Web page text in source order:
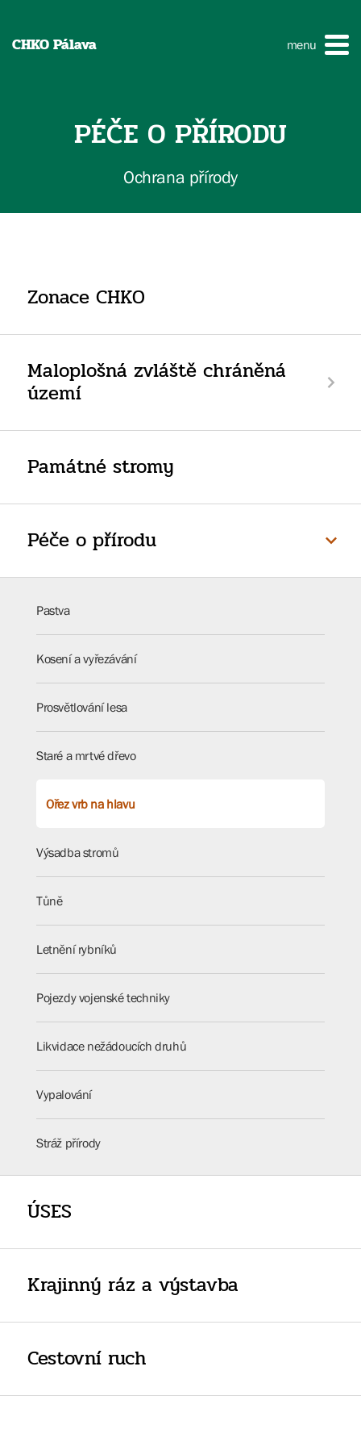
CHKO Pálava menu
PÉČE O PŘÍRODU
Ochrana přírody
Zonace CHKO
Maloplošná zvláště chráněná
území
Památné stromy
Péče o přírodu
Pastva
Kosení a vyřezávání
Prosvětlování lesa
Staré a mrtvé dřevo
Ořez vrb na hlavu
Výsadba stromů
Tůně
Letnění rybníků
Pojezdy vojenské techniky
Likvidace nežádoucích druhů
Vypalování
Stráž přírody
ÚSES
Krajinný ráz a výstavba
Cestovní ruch